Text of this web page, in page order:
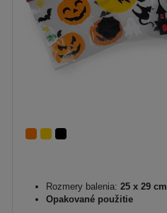
Rozmery balenia: 25 x 29 cm
Opakované použitie